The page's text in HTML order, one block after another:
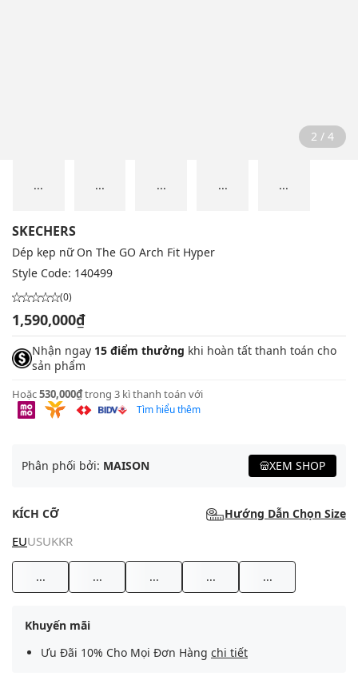
2 / 4
... ... ... ... ...
SKECHERS
Dép kẹp nữ On The GO Arch Fit Hyper
Style Code: 140499
(0)
1,590,000₫
Nhận ngay 15 điểm thưởng khi hoàn tất thanh toán cho
sản phẩm
Hoặc530,000₫trong 3 kì thanh toán với
Tìm hiểu thêm
Phân phối bởi: MAISON XEM SHOP
KÍCH CỠ Hướng Dẫn Chọn Size
EUUSUKKR
... ... ... ... ...
Khuyến mãi
Ưu Đãi 10% Cho Mọi Đơn Hàng chi tiết